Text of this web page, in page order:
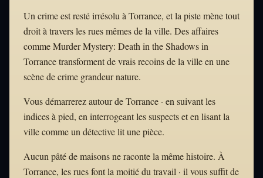
Un crime est resté irrésolu à Torrance, et la piste mène tout
droit à travers les rues mêmes de la ville. Des affaires
comme Murder Mystery: Death in the Shadows in
Torrance transforment de vrais recoins de la ville en une
scène de crime grandeur nature.
Vous démarrerez autour de Torrance · en suivant les
indices à pied, en interrogeant les suspects et en lisant la
ville comme un détective lit une pièce.
Aucun pâté de maisons ne raconte la même histoire. À
Torrance, les rues font la moitié du travail · il vous suffit de